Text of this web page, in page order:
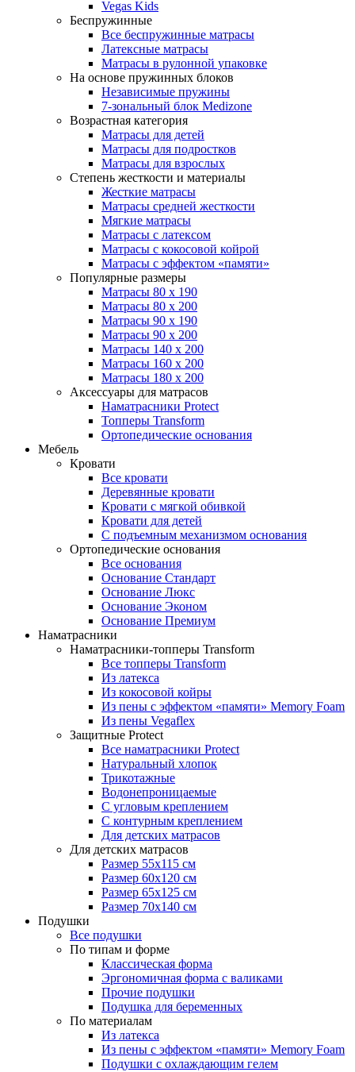
Vegas Kids
Беспружинные
Все беспружинные матрасы
Латексные матрасы
Матрасы в рулонной упаковке
На основе пружинных блоков
Независимые пружины
7-зональный блок Medizone
Возрастная категория
Матрасы для детей
Матрасы для подростков
Матрасы для взрослых
Степень жесткости и материалы
Жесткие матрасы
Матрасы средней жесткости
Мягкие матрасы
Матрасы с латексом
Матрасы с кокосовой койрой
Матрасы с эффектом «памяти»
Популярные размеры
Матрасы 80 x 190
Матрасы 80 x 200
Матрасы 90 x 190
Матрасы 90 x 200
Матрасы 140 x 200
Матрасы 160 x 200
Матрасы 180 x 200
Аксессуары для матрасов
Наматрасники Protect
Топперы Transform
Ортопедические основания
Мебель
Кровати
Все кровати
Деревянные кровати
Кровати с мягкой обивкой
Кровати для детей
С подъемным механизмом основания
Ортопедические основания
Все основания
Основание Стандарт
Основание Люкс
Основание Эконом
Основание Премиум
Наматрасники
Наматрасники-топперы Transform
Все топперы Transform
Из латекса
Из кокосовой койры
Из пены с эффектом «памяти» Memory Foam
Из пены Vegaflex
Защитные Protect
Все наматрасники Protect
Натуральный хлопок
Трикотажные
Водонепроницаемые
С угловым креплением
С контурным креплением
Для детских матрасов
Для детских матрасов
Размер 55x115 см
Размер 60x120 см
Размер 65x125 см
Размер 70x140 см
Подушки
Все подушки
По типам и форме
Классическая форма
Эргономичная форма с валиками
Прочие подушки
Подушка для беременных
По материалам
Из латекса
Из пены с эффектом «памяти» Memory Foam
Подушки с охлаждающим гелем